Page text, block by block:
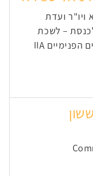
ויו"ר ועדת
– לשכת
המבקרים הפנימיים IIA